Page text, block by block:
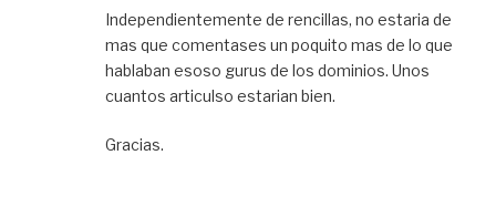
Independientemente de rencillas, no estaria de
mas que comentases un poquito mas de lo que
hablaban esoso gurus de los dominios. Unos
cuantos articulso estarian bien.
Gracias.